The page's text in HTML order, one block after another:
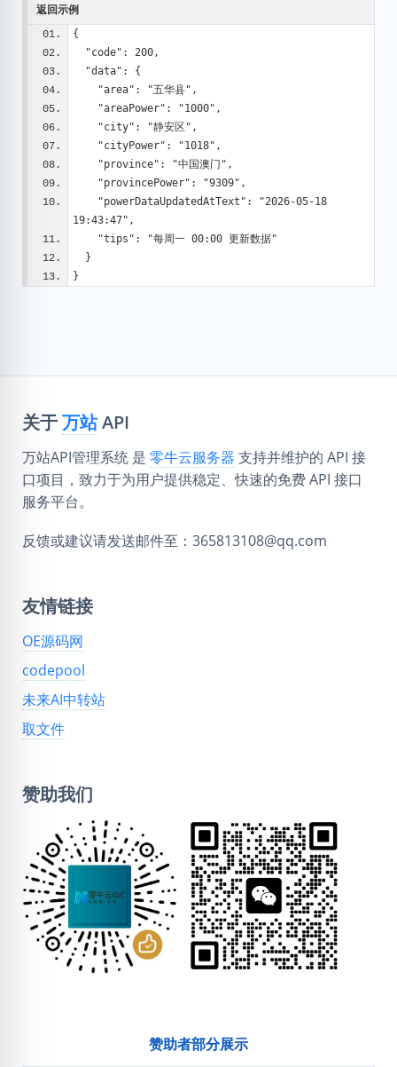
返回示例
{
  "code": 200,
  "data": {
    "area": "五华县",
    "areaPower": "1000",
    "city": "静安区",
    "cityPower": "1018",
    "province": "中国澳门",
    "provincePower": "9309",
19:43:47",
    "tips": "每周一 00:00 更新数据"
  }
}
关于万站API
万站API管理系统 是 零牛云服务器 支持并维护的 API 接
口项目，致力于为用户提供稳定、快速的免费 API 接口
服务平台。
反馈或建议请发送邮件至：365813108@qq.com
友情链接
OE源码网
codepool
未来AI中转站
取文件
赞助我们
赞助者部分展示